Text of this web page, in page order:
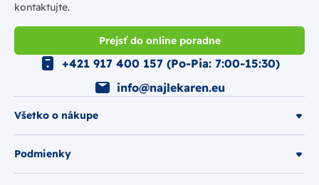
kontaktujte.
Prejsť do online poradne
Všetko o nákupe
Podmienky
+421 917 400 157 (Po-Pia: 7:00-15:30)
info@najlekaren.eu